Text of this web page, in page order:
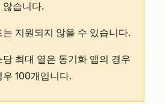
않습니다.
지원되지 않을 수 있습니다.
최대 열은 동기화 앱의 경우
100개입니다.